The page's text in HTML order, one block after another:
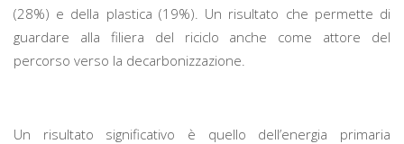
(28%) e della plastica (19%). Un risultato che permette di
guardare alla filiera del riciclo anche come attore del
percorso verso la decarbonizzazione.
Un risultato significativo è quello dell’energia primaria